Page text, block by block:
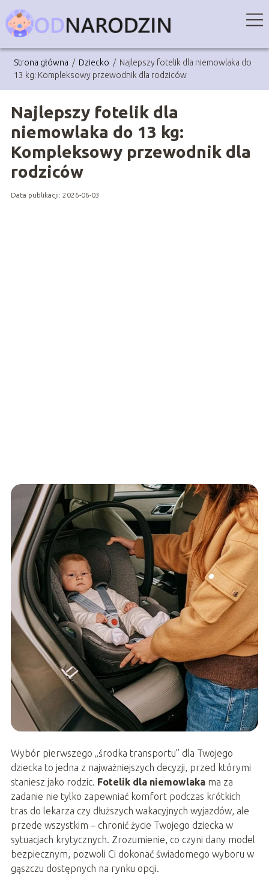
Strona główna / Dziecko / Najlepszy fotelik dla niemowlaka do
13 kg: Kompleksowy przewodnik dla rodziców
Najlepszy fotelik dla
niemowlaka do 13 kg:
Kompleksowy przewodnik dla
rodziców
Data publikacji: 2026-06-03
Wybór pierwszego „środka transportu” dla Twojego
dziecka to jedna z najważniejszych decyzji, przed którymi
staniesz jako rodzic. Fotelik dla niemowlakama za
zadanie nie tylko zapewniać komfort podczas krótkich
tras do lekarza czy dłuższych wakacyjnych wyjazdów, ale
przede wszystkim – chronić życie Twojego dziecka w
sytuacjach krytycznych. Zrozumienie, co czyni dany model
bezpiecznym, pozwoli Ci dokonać świadomego wyboru w
gąszczu dostępnych na rynku opcji.